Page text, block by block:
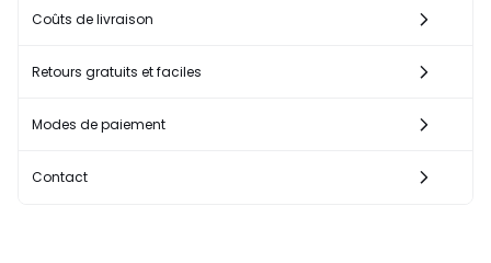
Coûts de livraison
Retours gratuits et faciles
Modes de paiement
Contact